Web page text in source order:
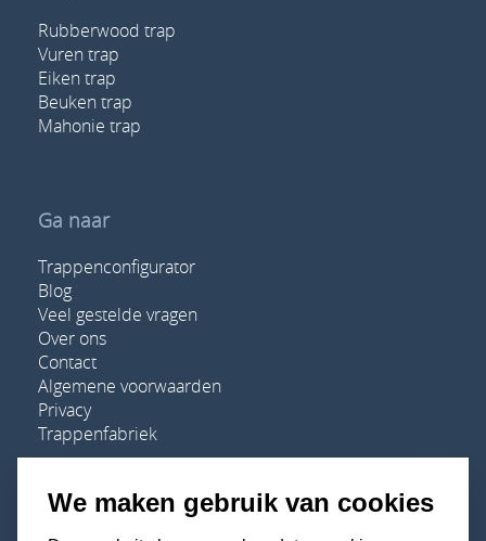
Rubberwood trap
Vuren trap
Eiken trap
Beuken trap
Mahonie trap
Ga naar
Trappenconfigurator
Blog
Veel gestelde vragen
Over ons
Contact
Algemene voorwaarden
Privacy
Trappenfabriek
We maken gebruik van cookies